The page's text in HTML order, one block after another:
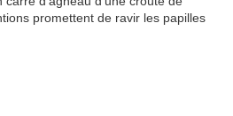
promettent de ravir les papilles